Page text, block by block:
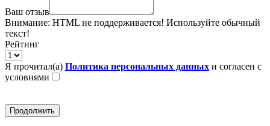
Ваш отзыв
Внимание: HTML не поддерживается! Используйте обычный
текст!
Рейтинг
Я прочитал(а) Политика персональных данных и согласен с
условиями
Продолжить